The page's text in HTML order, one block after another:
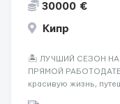
30000 €
Кипр
🏝️ ЛУЧШИЙ СЕЗОН НА
ПРЯМОЙ
красивую жизнь,